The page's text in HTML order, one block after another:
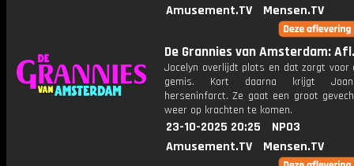
Amusement.TV
Mensen.TV
De Grannies van Amsterdam:
Jocelyn overlijdt plots en dat zorgt voor
gemis. Kort daarna krijgt
herseninfarct. Ze gaat een groot
weer op krachten te komen.
23-10-2025 20:25
NPO3
Amusement.TV
Mensen.TV